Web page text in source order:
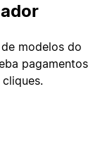
modelos do
pagamentos